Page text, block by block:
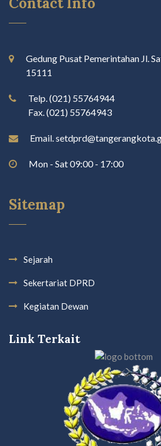
Gedung Pusat Pemerintahan Jl.
15111
Telp. (021) 55764944
Fax. (021) 55764943
Email.
Mon - Sat 09:00 - 17:00
Sitemap
Sejarah
Sekertariat DPRD
Kegiatan Dewan
Link Terkait